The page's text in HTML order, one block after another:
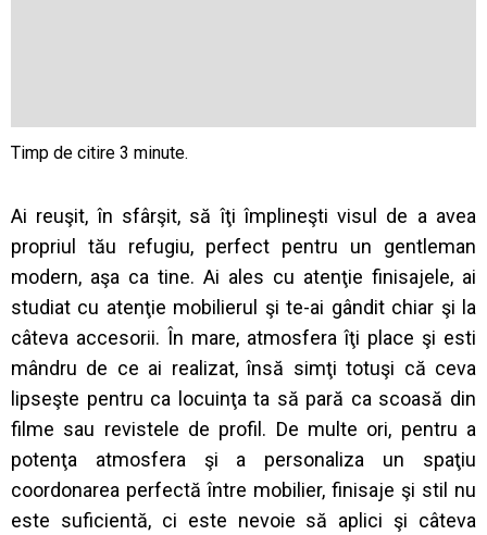
Ai reuşit, în sfârşit, să îţi împlineşti visul de a avea
propriul tău refugiu, perfect pentru un gentleman
modern, aşa ca tine. Ai ales cu atenţie finisajele, ai
studiat cu atenţie mobilierul şi te-ai gândit chiar şi la
câteva accesorii. În mare, atmosfera îţi place şi esti
mândru de ce ai realizat, însă simţi totuşi că ceva
lipseşte pentru ca locuinţa ta să pară ca scoasă din
filme sau revistele de profil. De multe ori, pentru a
potenţa atmosfera şi a personaliza un spaţiu
coordonarea perfectă între mobilier, finisaje şi stil nu
este suficientă, ci este nevoie să aplici şi câteva